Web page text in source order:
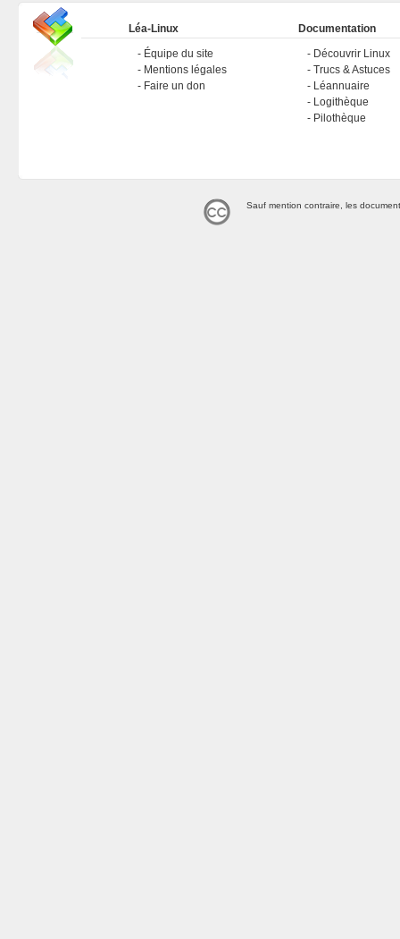
Léa-Linux
Équipe du site
Mentions légales
Faire un don
Documentation
Découvrir Linux
Trucs & Astuces
Léannuaire
Logithèque
Pilothèque
Sauf mention contraire, les